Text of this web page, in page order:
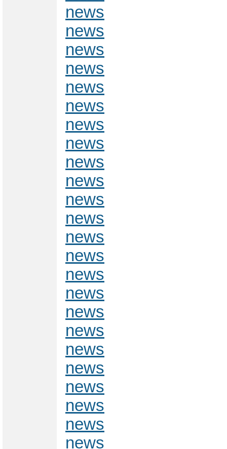
news
news
news
news
news
news
news
news
news
news
news
news
news
news
news
news
news
news
news
news
news
news
news
news